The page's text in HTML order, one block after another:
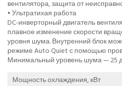
вентилятора, защита от
• Ультратихая работа
DC-инверторный двигатель
плавное изменение скорости
уровня шума. Внутренний блок
режиме Auto Quiet с помощью
Минимальный уровень шума — 25
Мощность охлаждения, кВт